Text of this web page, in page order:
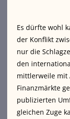
Es dürfte wohl
der Konflikt
nur die
den
mittlerweile mit
Finanzmärkte
publizierten
gleichen Zuge